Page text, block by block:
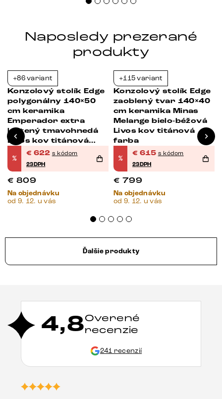
Naposledy prezerané
produkty
+86 variant
Konzolový stolík Edge
polygonálny 140×50
cm keramika
Emperador extra
leštený tmavohnedá
Livos kov titánová
farba
%
€ 622 s kódom
23DPH
€ 809
Na objednávku
od 9. 12. u vás
+115 variant
Konzolový stolík Edge
zaoblený tvar 140×40
cm keramika Minas
Melange bielo-béžová
Livos kov titánová
farba
%
€ 615 s kódom
23DPH
€ 799
Na objednávku
od 9. 12. u vás
Ďalšie produkty
4,8Overené
recenzie
241 recenzií